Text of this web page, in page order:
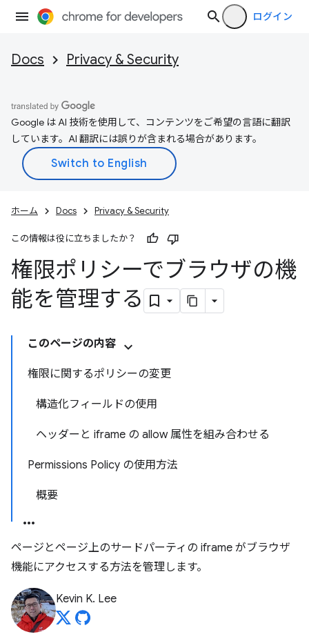
ログイン
Docs Privacy & Security
Google は AI 技術を使用して、コンテンツをご希望の言語に翻訳
しています。AI 翻訳には誤りが含まれる場合があります。
ホーム Docs Privacy & Security
この情報は役に立ちましたか？
権限ポリシーでブラウザの機
能を管理する
このページの内容
権限に関するポリシーの変更
構造化フィールドの使用
ヘッダーと iframe の allow 属性を組み合わせる
Permissions Policy の使用方法
概要
ページとページ上のサードパーティの iframe がブラウザ
機能にアクセスする方法を管理します。
Kevin K. Lee